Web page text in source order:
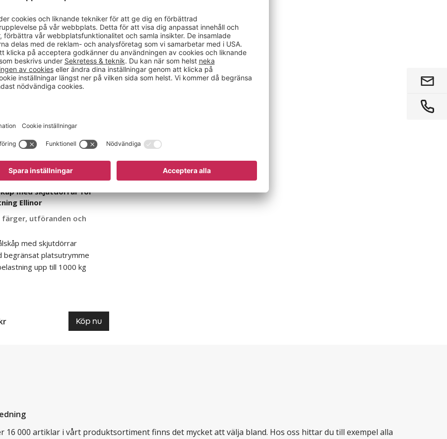
med skjutdörrar för
Ellinor
färger, utföranden och
med skjutdörrar
begränsat platsutrymme
upp till 1000 kg
Köp nu
000 artiklar i vårt produktsortiment finns det mycket att välja bland. Hos oss hittar du till exempel alla